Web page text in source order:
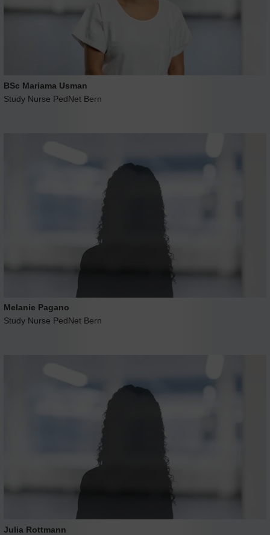
BSc Mariama Usman
Study Nurse PedNet Bern
Melanie Pagano
Study Nurse PedNet Bern
Julia Rottmann